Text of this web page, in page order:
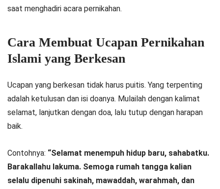
saat menghadiri acara pernikahan.
Cara Membuat Ucapan Pernikahan
Islami yang Berkesan
Ucapan yang berkesan tidak harus puitis. Yang terpenting
adalah ketulusan dan isi doanya. Mulailah dengan kalimat
selamat, lanjutkan dengan doa, lalu tutup dengan harapan
baik.
Contohnya: “Selamat menempuh hidup baru, sahabatku.
Barakallahu lakuma. Semoga rumah tangga kalian
selalu dipenuhi sakinah, mawaddah, warahmah, dan